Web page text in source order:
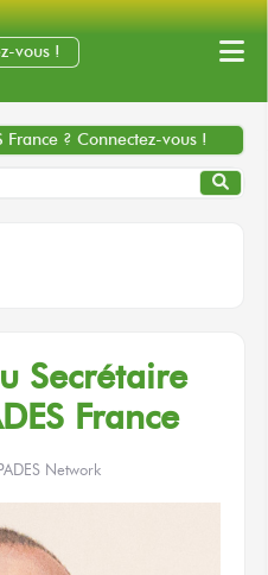
vous !
France ? Connectez-vous !
Secrétaire
France
PADES Network